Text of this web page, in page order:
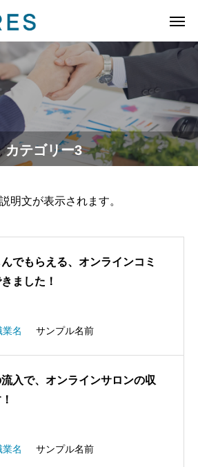
カテゴリー3
明文が表示されます。
でもらえる、オンラインコミ
ました！
業名 サンプル名前
入で、オンラインサロンの収
業名 サンプル名前